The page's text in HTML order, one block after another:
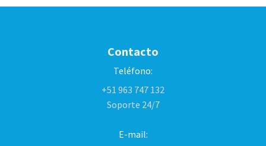
Contacto
Teléfono:
+51 963 747 132
Soporte 24/7
E-mail: